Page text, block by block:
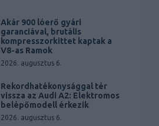
Akár 900 lóerő gyári
garanciával, brutális
kompresszorkittet kaptak a
V8-as Ramok
2026. augusztus 6.
Rekordhatékonysággal tér
vissza az Audi A2: Elektromos
belépőmodell érkezik
2026. augusztus 6.